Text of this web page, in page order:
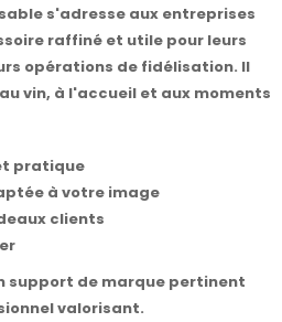
s'adresse aux entreprises
raffiné et utile pour leurs
opérations de fidélisation. Il
vin, à l'accueil et aux moments
pratique
à votre image
clients
support de marque pertinent
valorisant.